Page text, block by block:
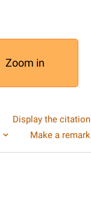
Zoom in
Display the citation
Make a remark